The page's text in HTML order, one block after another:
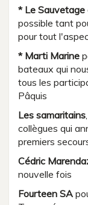
* Le Sauvetage
possible tant
pour tout
* Marti Marine
bateaux qui
tous les
Pâquis
Les samaritains
collègues qui
premiers
Cédric
nouvelle fois
Fourteen SA